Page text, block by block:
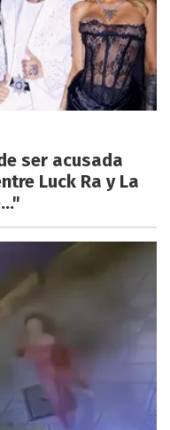
ser acusada
Luck Ra y La